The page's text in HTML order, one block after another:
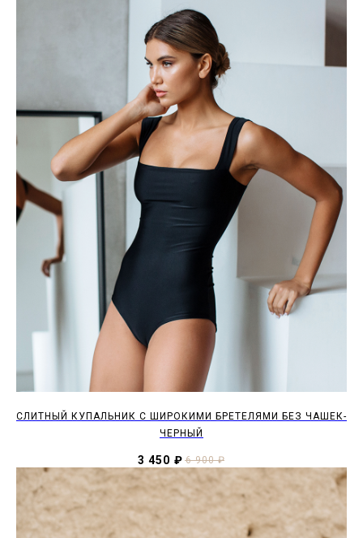
CЛИТНЫЙ КУПАЛЬНИК С ШИРОКИМИ БРЕТЕЛЯМИ БЕЗ ЧАШЕК-
ЧЕРНЫЙ
3 450 ₽ 6 900 ₽